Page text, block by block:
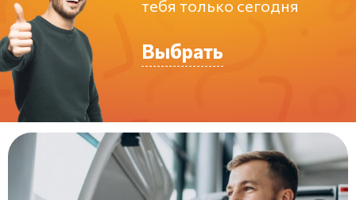
тебя только сегодня
Выбрать